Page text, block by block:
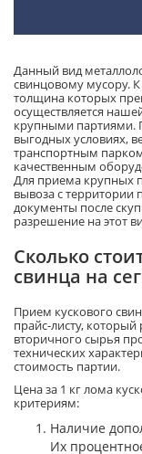
Данный вид
свинцовому мусору.
толщина которых
осуществляется
крупными партиями.
выгодных условиях,
транспортным
качественным
Для приема крупных
вывоза с
документы после
разрешение на этот
Сколько
свинца на
Прием кускового
прайс-листу,
вторичного сырья
технических
стоимость партии.
Цена за 1 кг лома
критериям:
Наличие
Их